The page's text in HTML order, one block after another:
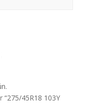
“275/45R18 103Y